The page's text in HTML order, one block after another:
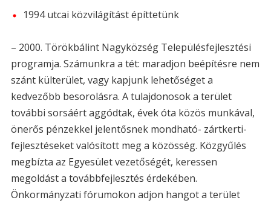
1994 utcai közvilágítást építtetünk
– 2000. Törökbálint Nagyközség Településfejlesztési
programja. Számunkra a tét: maradjon beépítésre nem
szánt külterület, vagy kapjunk lehetőséget a
kedvezőbb besorolásra. A tulajdonosok a terület
további sorsáért aggódtak, évek óta közös munkával,
önerős pénzekkel jelentősnek mondható- zártkerti-
fejlesztéseket valósított meg a közösség. Közgyűlés
megbízta az Egyesület vezetőségét, keressen
megoldást a továbbfejlesztés érdekében.
Önkormányzati fórumokon adjon hangot a terület